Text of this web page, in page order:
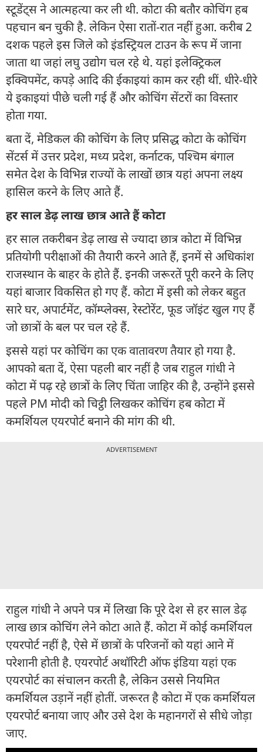
स्टूडेंट्स ने आत्महत्या कर ली थी. कोटा की बतौर कोचिंग हब
पहचान बन चुकी है. लेकिन ऐसा रातों-रात नहीं हुआ. करीब 2
दशक पहले इस जिले को इंडस्ट्रियल टाउन के रूप में जाना
जाता था जहां लघु उद्योग चल रहे थे. यहां इलेक्ट्रिकल
इक्विपमेंट, कपड़े आदि की ईकाइयां काम कर रही थीं. धीरे-धीरे
ये इकाइयां पीछे चली गई हैं और कोचिंग सेंटरों का विस्तार
होता गया.
बता दें, मेडिकल की कोचिंग के लिए प्रसिद्ध कोटा के कोचिंग
सेंटर्स में उत्तर प्रदेश, मध्य प्रदेश, कर्नाटक, पश्चिम बंगाल
समेत देश के विभिन्न राज्यों के लाखों छात्र यहां अपना लक्ष्य
हासिल करने के लिए आते हैं.
हर साल डेढ़ लाख छात्र आते हैं कोटा
हर साल तकरीबन डेढ़ लाख से ज्यादा छात्र कोटा में विभिन्न
प्रतियोगी परीक्षाओं की तैयारी करने आते हैं, इनमें से अधिकांश
राजस्थान के बाहर के होते हैं. इनकी जरूरतें पूरी करने के लिए
यहां बाजार विकसित हो गए हैं. कोटा में इसी को लेकर बहुत
सारे घर, अपार्टमेंट, कॉम्प्लेक्स, रेस्टोरेंट, फूड जॉइंट खुल गए हैं
जो छात्रों के बल पर चल रहे हैं.
इससे यहां पर कोचिंग का एक वातावरण तैयार हो गया है.
आपको बता दें, ऐसा पहली बार नहीं है जब राहुल गांधी ने
कोटा में पढ़ रहे छात्रों के लिए चिंता जाहिर की है, उन्होंने इससे
पहले PM मोदी को चिट्ठी लिखकर कोचिंग हब कोटा में
कमर्शियल एयरपोर्ट बनाने की मांग की थी.
ADVERTISEMENT
राहुल गांधी ने अपने पत्र में लिखा कि पूरे देश से हर साल डेढ़
लाख छात्र कोचिंग लेने कोटा आते हैं. कोटा में कोई कमर्शियल
एयरपोर्ट नहीं है, ऐसे में छात्रों के परिजनों को यहां आने में
परेशानी होती है. एयरपोर्ट अथॉरिटी ऑफ इंडिया यहां एक
एयरपोर्ट का संचालन करती है, लेकिन उससे नियमित
कमर्शियल उड़ानें नहीं होतीं. जरूरत है कोटा में एक कमर्शियल
एयरपोर्ट बनाया जाए और उसे देश के महानगरों से सीधे जोड़ा
जाए.